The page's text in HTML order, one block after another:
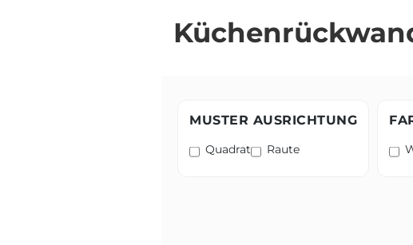
MUSTER AUSRICHTUNG
Quadrat Raute